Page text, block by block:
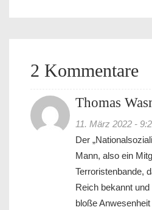
2 Kommentare
Thomas
11. März 2022 -
Der
Mann, also ein
Terroristenbande,
Reich bekannt
bloße